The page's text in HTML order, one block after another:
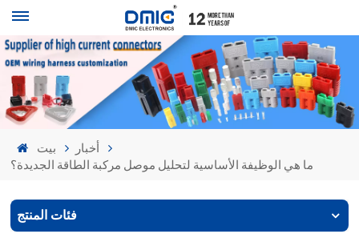
بيت
أخبار
ما هي الوظيفة الأساسية لتحليل موصل مركبة الطاقة الجديدة؟
فئات المنتج